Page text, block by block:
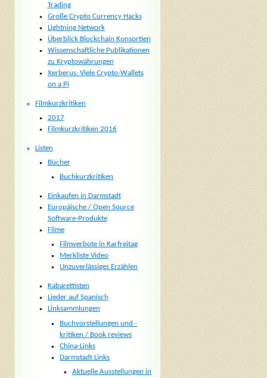
Trading
Große Crypto Currency Hacks
Lightning Network
Überblick Blockchain Konsortien
Wissenschaftliche Publikationen
zu Kryptowährungen
Xerberus: Viele Crypto-Wallets
on a Pi
Filmkurzkritiken
2017
Filmkurzkritiken 2016
Listen
Bücher
Buchkurzkritiken
Einkaufen in Darmstadt
Europäische / Open Source
Software-Produkte
Filme
Filmverbote in Karfreitag
Merkliste Video
Unzuverlässiges Erzählen
Kabarettisten
Lieder auf Spanisch
Linksammlungen
Buchvorstellungen und -
kritiken / Book reviews
China-Links
Darmstadt Links
Aktuelle Ausstellungen in